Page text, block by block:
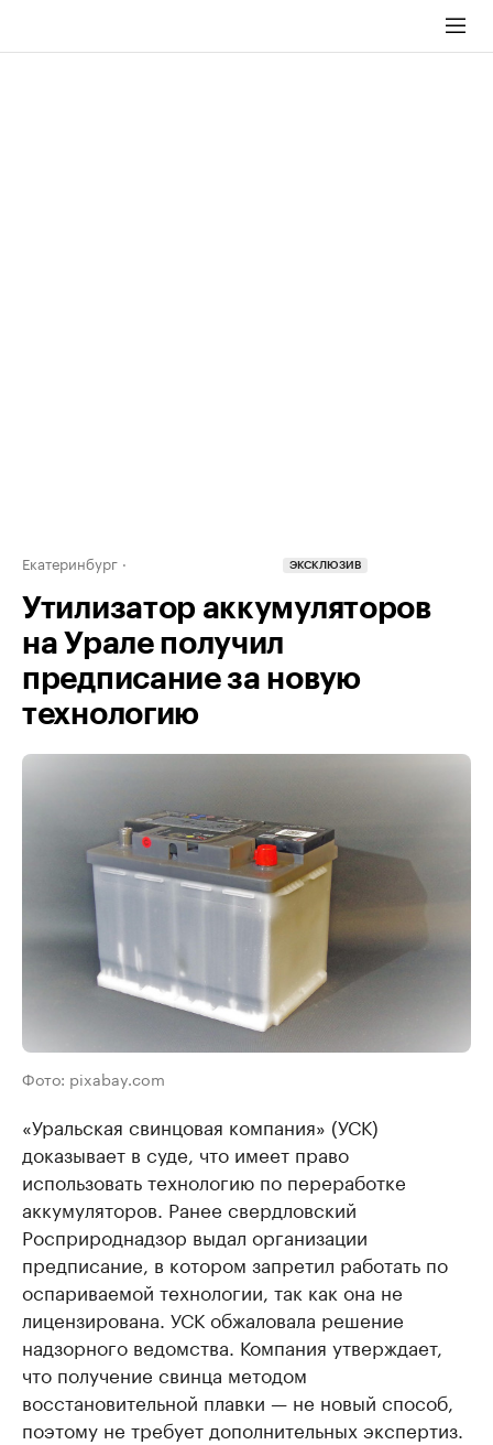
Екатеринбург ЭКСКЛЮЗИВ
Утилизатор аккумуляторов
на Урале получил
предписание за новую
технологию
Фото: pixabay.com
«Уральская свинцовая компания» (УСК)
доказывает в суде, что имеет право
использовать технологию по переработке
аккумуляторов. Ранее свердловский
Росприроднадзор выдал организации
предписание, в котором запретил работать по
оспариваемой технологии, так как она не
лицензирована. УСК обжаловала решение
надзорного ведомства. Компания утверждает,
что получение свинца методом
восстановительной плавки — не новый способ,
поэтому не требует дополнительных экспертиз.